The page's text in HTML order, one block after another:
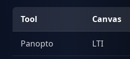
Tool Canvas
Panopto LTI